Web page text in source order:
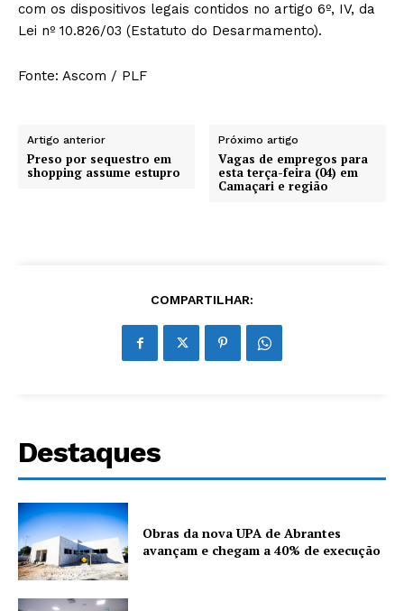
com os dispositivos legais contidos no artigo 6º, IV, da
Lei nº 10.826/03 (Estatuto do Desarmamento).
Fonte: Ascom / PLF
Artigo anterior
Preso por sequestro em
shopping assume estupro
Próximo artigo
Vagas de empregos para
esta terça-feira (04) em
Camaçari e região
COMPARTILHAR:
Destaques
Obras da nova UPA de Abrantes
avançam e chegam a 40% de execução